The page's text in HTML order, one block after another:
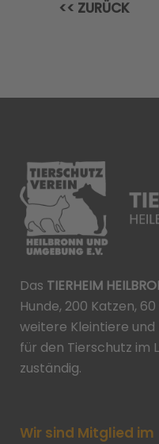
<< ZURÜCK
Das TIERHEIM
Hunde, 200 Katzen,
weitere Kleintiere und
für den Tierschutz im
zuständig.
Wir sind Mitglied im